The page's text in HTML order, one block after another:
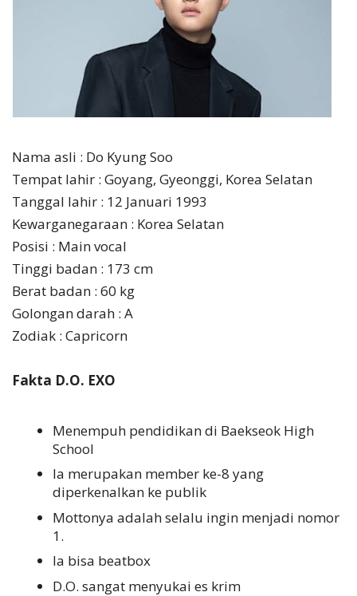
Nama asli : Do Kyung Soo
Tempat lahir : Goyang, Gyeonggi, Korea Selatan
Tanggal lahir : 12 Januari 1993
Kewarganegaraan : Korea Selatan
Posisi : Main vocal
Tinggi badan : 173 cm
Berat badan : 60 kg
Golongan darah : A
Zodiak : Capricorn
Fakta D.O. EXO
Menempuh pendidikan di Baekseok High
School
Ia merupakan member ke-8 yang
diperkenalkan ke publik
Mottonya adalah selalu ingin menjadi nomor
1.
Ia bisa beatbox
D.O. sangat menyukai es krim